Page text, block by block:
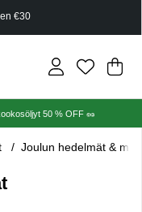
€30
.
50 % OFF 🥜
Joulun hedelmät &